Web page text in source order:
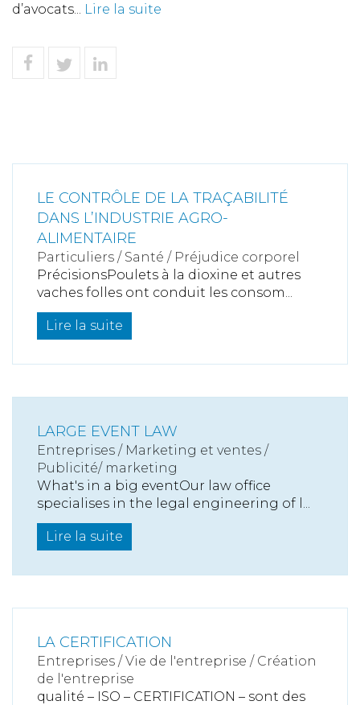
d’avocats... Lire la suite
LE CONTRÔLE DE LA TRAÇABILITÉ
DANS L’INDUSTRIE AGRO-
ALIMENTAIRE
Particuliers / Santé / Préjudice corporel
PrécisionsPoulets à la dioxine et autres
vaches folles ont conduit les consom...
Lire la suite
LARGE EVENT LAW
Entreprises / Marketing et ventes /
Publicité/ marketing
What's in a big eventOur law office
specialises in the legal engineering of l...
Lire la suite
LA CERTIFICATION
Entreprises /Vie de l'entreprise / Création
de l'entreprise
qualité – ISO – CERTIFICATION – sont des